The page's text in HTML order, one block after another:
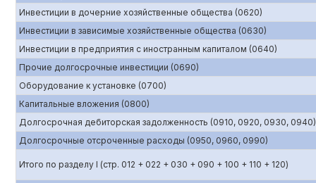
Инвестиции в дочерние хозяйственные общества (0620)
Инвестиции в зависимые хозяйственные общества (0630)
Инвестиции в предприятия с иностранным капиталом (0640)
Прочие долгосрочные инвестиции (0690)
Оборудование к установке (0700)
Капитальные вложения (0800)
Долгосрочная дебиторская задолженность (0910, 0920, 0930, 0940)
Долгосрочные отсроченные расходы (0950, 0960, 0990)
Итого по разделу I (стр. 012 + 022 + 030 + 090 + 100 + 110 + 120)